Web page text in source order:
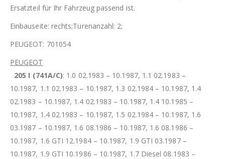
Ersatzteil für Ihr Fahrzeug passend ist.
Einbauseite: rechts;Türenanzahl: 2;
PEUGEOT: 701054
PEUGEOT
205 I (741A/C): 1.0 02.1983 – 10.1987, 1.1 02.1983 –
10.1987, 1.1 02.1983 – 10.1987, 1.3 02.1984 – 10.1987, 1.4
02.1983 – 10.1987, 1.4 02.1983 – 10.1987, 1.4 10.1985 –
10.1987, 1.4 02.1983 – 10.1987, 1.5 02.1984 – 10.1987, 1.6
03.1987 – 10.1987, 1.6 08.1986 – 10.1987, 1.6 08.1986 –
10.1987, 1.6 GTI 12.1984 – 10.1987, 1.9 GTI 03.1987 –
10.1987, 1.9 GTI 10.1986 – 10.1987, 1.7 Diesel 08.1983 –